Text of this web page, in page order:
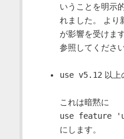
いうことを明示
れました。 より
が影響を受けま
参照してください
use v5.12以上
これは暗黙に
use feature
にします。